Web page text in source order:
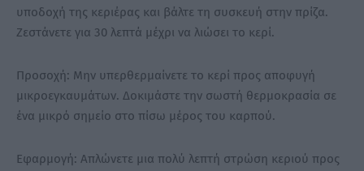
υποδοχή της κεριέρας και βάλτε τη συσκευή στην πρίζα.
Ζεστάνετε για 30 λεπτά μέχρι να λιώσει το κερί.
Προσοχή: Μην υπερθερμαίνετε το κερί προς αποφυγή
μικροεγκαυμάτων. Δοκιμάστε την σωστή θερμοκρασία σε
ένα μικρό σημείο στο πίσω μέρος του καρπού.
Εφαρμογή: Απλώνετε μια πολύ λεπτή στρώση κεριού προς